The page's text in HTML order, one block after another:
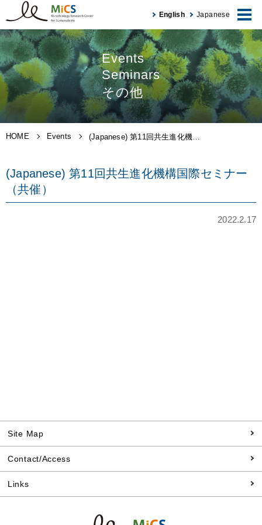
Japanese
English
Events
Seminars
その他
HOME Events (Japanese) 第11回共生進化機…
(Japanese) 第11回共生進化機構国際セミナー
（共催）
2022.2.17
Site Map
Contact/Access
Links